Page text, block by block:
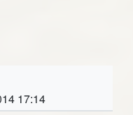
17:14